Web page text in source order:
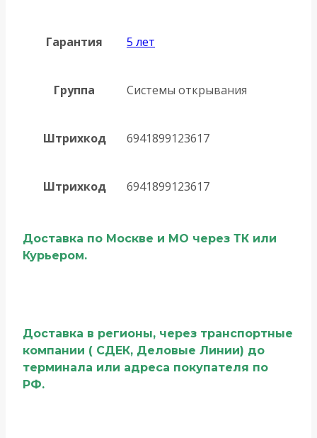
Гарантия 5 лет
Группа Системы открывания
Штрихкод 6941899123617
Штрихкод 6941899123617
Доставка по Москве и МО через ТК или
Курьером.
Доставка в регионы, через транспортные
компании ( СДЕК, Деловые Линии) до
терминала или адреса покупателя по
РФ.